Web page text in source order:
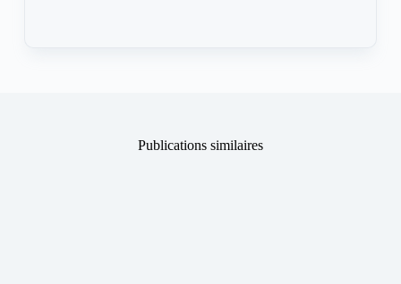
Publications similaires